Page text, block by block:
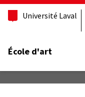
Université Laval
École d'art